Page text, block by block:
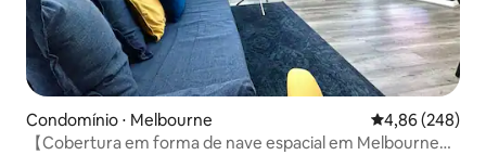
Condomínio ⋅ Melbourne 4,86 de uma
4,86 (248)
【Cobertura em forma de nave espacial em Melbourne